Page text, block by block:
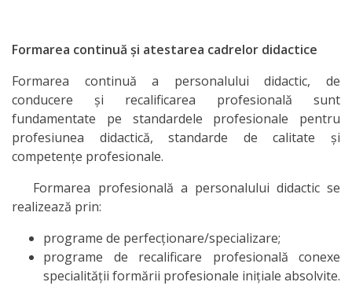
Formarea continuă și atestarea cadrelor didactice
Formarea continuă a personalului didactic, de
conducere şi recalificarea profesională sunt
fundamentate pe standardele profesionale pentru
profesiunea didactică, standarde de calitate şi
competenţe profesionale.
Formarea profesională a personalului didactic se
realizează prin:
programe de perfecționare/specializare;
programe de recalificare profesională conexe
specialității formării profesionale inițiale absolvite.